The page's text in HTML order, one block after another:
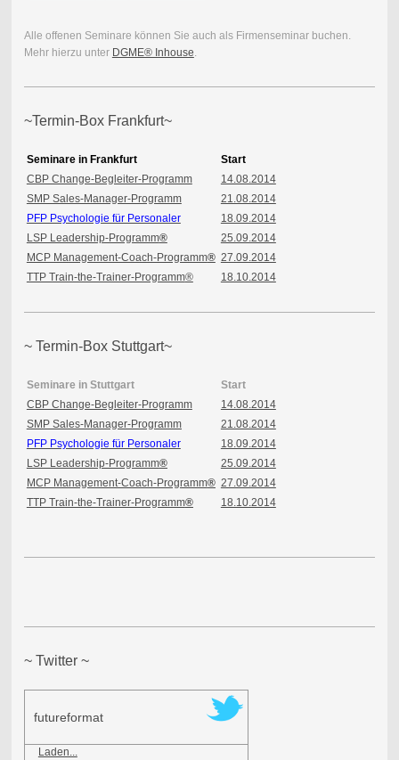
Alle offenen Seminare können Sie auch als Firmenseminar buchen.
Mehr hierzu unter DGME® Inhouse
~Termin-Box Frankfurt~
Seminare in Frankfurt
Start
CBP Change-Begleiter-Programm
14.08.2014
SMP Sales-Manager-Programm
21.08.2014
PFP Psychologie für Personaler
18.09.2014
LSP Leadership-Programm®
25.09.2014
MCP Management-Coach-Programm® 27.09.2014
TTP Train-the-Trainer-Programm® 18.10.2014
~ Termin-Box Stuttgart~
Seminare in Stuttgart
Start
CBP Change-Begleiter-Programm
14.08.2014
SMP Sales-Manager-Programm
21.08.2014
PFP Psychologie für Personaler
18.09.2014
LSP Leadership-Programm®
25.09.2014
MCP Management-Coach-Programm® 27.09.2014
TTP Train-the-Trainer-Programm® 18.10.2014
~ Twitter ~
futureformat
Laden...